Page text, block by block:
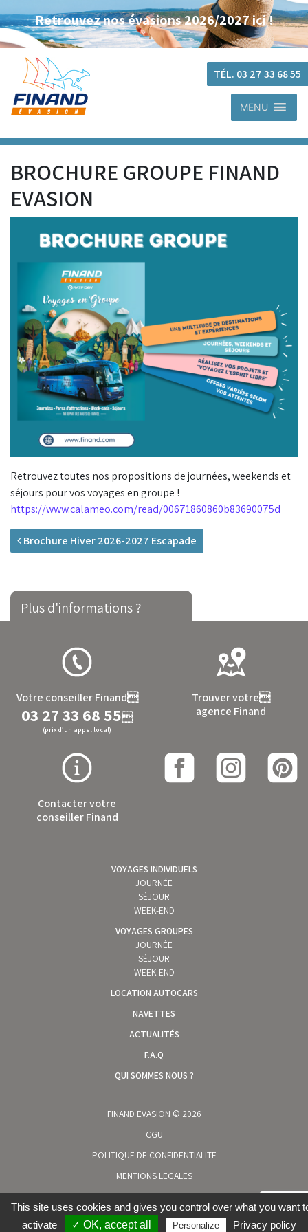
Retrouvez nos évasions 2026/2027 ici !
TÉL. 03 27 33 68 55
MENU
BROCHURE GROUPE FINAND
EVASION
Retrouvez toutes nos propositions de journées, weekends et
séjours pour vos voyages en groupe !
https://www.calameo.com/read/00671860860b83690075d
Navigation
Brochure Hiver 2026-2027 Escapade
Plus d'informations ?
Votre conseiller Finand
03 27 33 68 55
(prix d’un appel local)
Trouver votre
agence Finand
Contacter votre
conseiller Finand
VOYAGES INDIVIDUELS
JOURNÉE
SÉJOUR
WEEK-END
VOYAGES GROUPES
JOURNÉE
SÉJOUR
WEEK-END
LOCATION AUTOCARS
NAVETTES
ACTUALITÉS
F.A.Q
QUI SOMMES NOUS ?
FINAND EVASION © 2026
CGU
POLITIQUE DE CONFIDENTIALITE
MENTIONS LEGALES
COOKIES
This site uses cookies and gives you control over what you want
activate
✓ OK, accept all Personalize Privacy policy